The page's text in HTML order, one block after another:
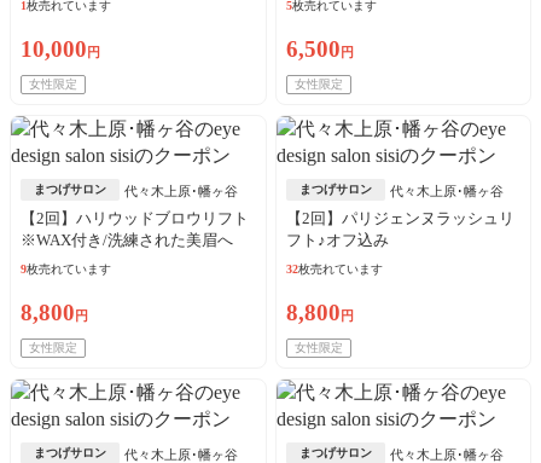
1枚売れています
10,000 円
女性限定
5枚売れています
6,500 円
女性限定
まつげサロン 代々木上原･幡ヶ谷
【2回】ハリウッドブロウリフト
※WAX付き/洗練された美眉へ
9枚売れています
8,800 円
女性限定
まつげサロン 代々木上原･幡ヶ谷
【2回】パリジェンヌラッシュリ
フト♪オフ込み
32枚売れています
8,800 円
女性限定
まつげサロン 代々木上原･幡ヶ谷 まつげサロン 代々木上原･幡ヶ谷